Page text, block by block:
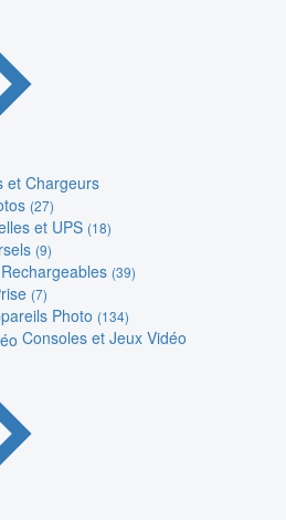
et Chargeurs
(27)
et UPS (18)
(9)
(39)
(7)
Photo (134)
Consoles et Jeux Vidéo